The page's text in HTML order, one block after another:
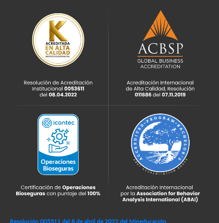
Resolución 005311 del 8 de abril de 2022 del Mineducación,